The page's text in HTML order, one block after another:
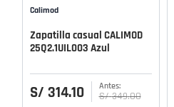
Calimod
Zapatilla casual CALIMOD
25Q2.1UIL003 Azul
S/ 314.10 S/ 349.00